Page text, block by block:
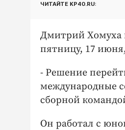
ЧИТАЙТЕ KP40.RU:
Дмитрий Хомуха
пятницу, 17
- Решение
международные
сборной
Он работал с